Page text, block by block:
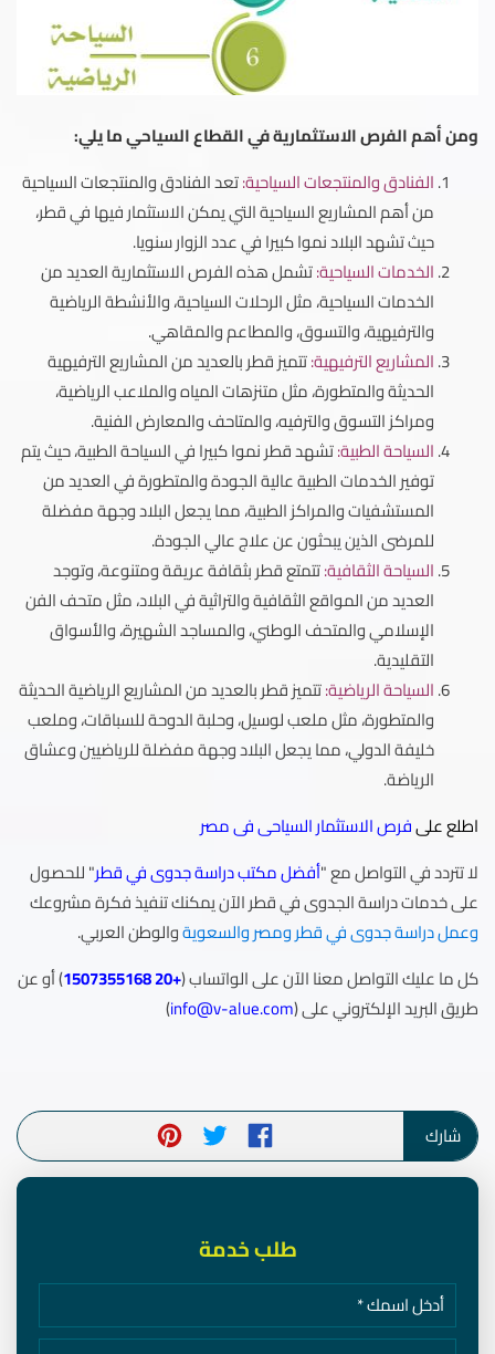
ومن أهم الفرص الاستثمارية في القطاع السياحي ما يلي:
الفنادق والمنتجعات السياحية:تعد الفنادق والمنتجعات السياحية
من أهم المشاريع السياحية التي يمكن الاستثمار فيها في قطر،
حيث تشهد البلاد نموا كبيرا في عدد الزوار سنويا.
الخدمات السياحية:تشمل هذه الفرص الاستثمارية العديد من
الخدمات السياحية، مثل الرحلات السياحية، والأنشطة الرياضية
والترفيهية، والتسوق، والمطاعم والمقاهي.
المشاريع الترفيهية:تتميز قطر بالعديد من المشاريع الترفيهية
الحديثة والمتطورة، مثل متنزهات المياه والملاعب الرياضية،
ومراكز التسوق والترفيه، والمتاحف والمعارض الفنية.
السياحة الطبية:تشهد قطر نموا كبيرا في السياحة الطبية، حيث يتم
توفير الخدمات الطبية عالية الجودة والمتطورة في العديد من
المستشفيات والمراكز الطبية، مما يجعل البلاد وجهة مفضلة
للمرضى الذين يبحثون عن علاج عالي الجودة.
السياحة الثقافية:تتمتع قطر بثقافة عريقة ومتنوعة، وتوجد
العديد من المواقع الثقافية والتراثية في البلاد، مثل متحف الفن
الإسلامي والمتحف الوطني، والمساجد الشهيرة، والأسواق
التقليدية.
السياحة الرياضية:تتميز قطر بالعديد من المشاريع الرياضية الحديثة
والمتطورة، مثل ملعب لوسيل، وحلبة الدوحة للسباقات، وملعب
خليفة الدولي، مما يجعل البلاد وجهة مفضلة للرياضيين وعشاق
الرياضة.
اطلع علىفرص الاستثمار السياحى فى مصر
لا تتردد في التواصل مع "أفضل مكتب دراسة جدوى في قطر" للحصول
على خدمات دراسة الجدوى في قطر الآنيمكنك تنفيذ فكرة مشروعك
وعمل دراسة جدوى في قطر ومصر والسعويةوالوطن العربي.
كل ما عليك التواصل معنا الآن على الواتساب (+20 1507355168
) أو عن
طريق البريد الإلكتروني على (info@v-alue.com
)
شارك
طلب خدمة